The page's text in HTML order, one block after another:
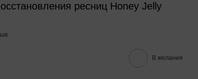
ресниц Honey Jelly
В желания